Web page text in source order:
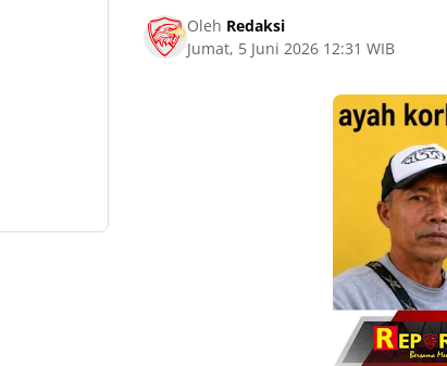
Oleh Redaksi
Jumat, 5 Juni 2026 12:31 WIB